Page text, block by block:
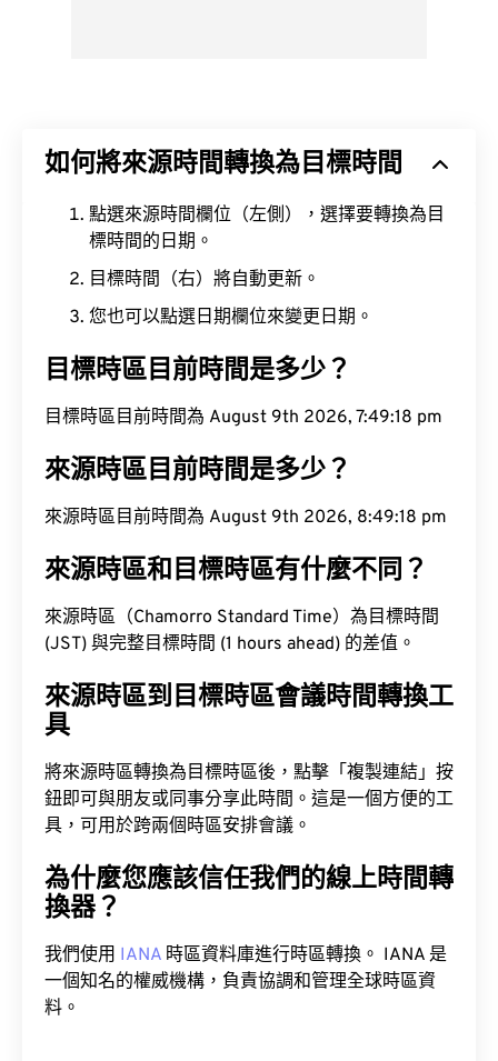
如何將來源時間轉換為目標時間
點選來源時間欄位（左側），選擇要轉換為目
標時間的日期。
目標時間（右）將自動更新。
您也可以點選日期欄位來變更日期。
目標時區目前時間是多少？
目標時區目前時間為 August 9th 2026, 7:49:19 pm
來源時區目前時間是多少？
來源時區目前時間為 August 9th 2026, 8:49:19 pm
來源時區和目標時區有什麼不同？
來源時區（Chamorro Standard Time）為目標時間
(JST) 與完整目標時間 (1 hours ahead) 的差值。
來源時區到目標時區會議時間轉換工
具
將來源時區轉換為目標時區後，點擊「複製連結」按
鈕即可與朋友或同事分享此時間。這是一個方便的工
具，可用於跨兩個時區安排會議。
為什麼您應該信任我們的線上時間轉
換器？
我們使用 IANA 時區資料庫進行時區轉換。 IANA 是
一個知名的權威機構，負責協調和管理全球時區資
料。